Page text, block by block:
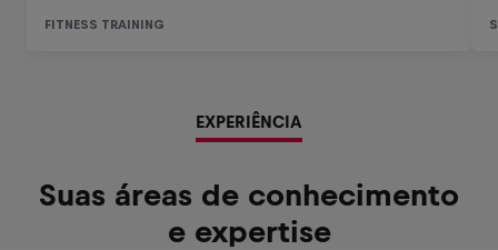
EXPERIÊNCIA
Suas áreas de conhecimento
e expertise